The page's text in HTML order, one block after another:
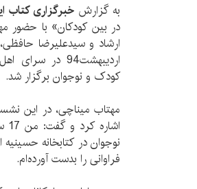
به گزارش خبرگزاری کتاب
در بین کودکان» با حضور
اردیبهشت‌94
کودک و نوجوان برگزار شد.
مهتاب میناچی‌، در این
نوجوان در کتابخانه
فراوانی را بدست آورده‌ام.